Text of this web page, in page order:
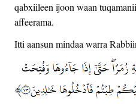
qabxiileen ijoon waan
affeerama.
Itti aansun mindaa warra